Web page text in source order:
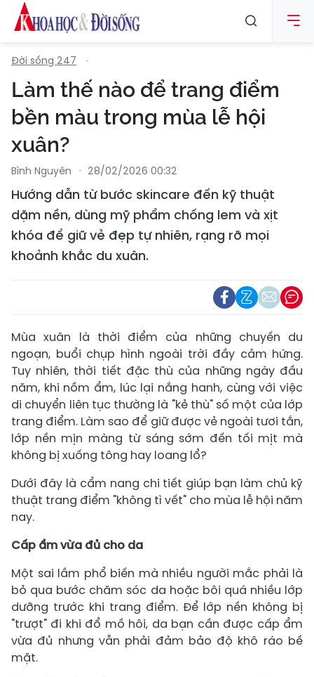
Đời sống 247
Làm thế nào để trang điểm
bền màu trong mùa lễ hội
xuân?
Bình Nguyên 28/02/2026 00:32
Hướng dẫn từ bước skincare đến kỹ thuật
dặm nền, dùng mỹ phẩm chống lem và xịt
khóa để giữ vẻ đẹp tự nhiên, rạng rỡ mọi
khoảnh khắc du xuân.
Mùa xuân là thời điểm của những chuyến du
ngoạn, buổi chụp hình ngoài trời đầy cảm hứng.
Tuy nhiên, thời tiết đặc thù của những ngày đầu
năm, khi nồm ẩm, lúc lại nắng hanh, cùng với việc
di chuyển liên tục thường là "kẻ thù" số một của lớp
trang điểm. Làm sao để giữ được vẻ ngoài tươi tắn,
lớp nền mịn màng từ sáng sớm đến tối mịt mà
không bị xuống tông hay loang lổ?
Dưới đây là cẩm nang chi tiết giúp bạn làm chủ kỹ
thuật trang điểm "không tì vết" cho mùa lễ hội năm
nay.
Cấp ẩm vừa đủ cho da
Một sai lầm phổ biến mà nhiều người mắc phải là
bỏ qua bước chăm sóc da hoặc bôi quá nhiều lớp
dưỡng trước khi trang điểm. Để lớp nền không bị
"trượt" đi khi đổ mồ hôi, da bạn cần được cấp ẩm
vừa đủ nhưng vẫn phải đảm bảo độ khô ráo bề
mặt.